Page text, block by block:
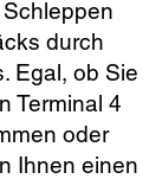
durch
Egal, ob Sie
Terminal 4
oder
Ihnen einen